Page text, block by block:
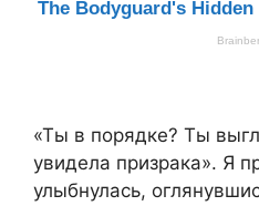
«Ты в порядке? Ты
увидела призрака». Я
улыбнулась,